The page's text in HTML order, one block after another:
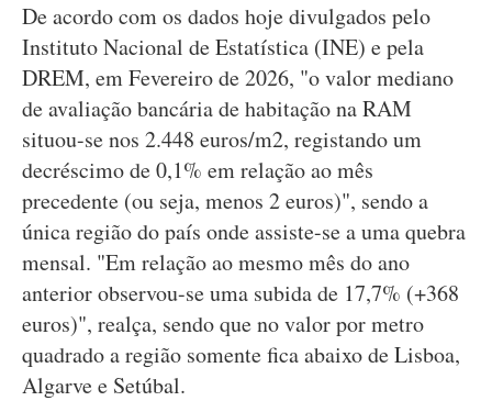
De acordo com os dados hoje divulgados pelo
Instituto Nacional de Estatística (INE) e pela
DREM, em Fevereiro de 2026, "o valor mediano
de avaliação bancária de habitação na RAM
situou-se nos 2.448 euros/m2, registando um
decréscimo de 0,1% em relação ao mês
precedente (ou seja, menos 2 euros)", sendo a
única região do país onde assiste-se a uma quebra
mensal. "Em relação ao mesmo mês do ano
anterior observou-se uma subida de 17,7% (+368
euros)", realça, sendo que no valor por metro
quadrado a região somente fica abaixo de Lisboa,
Algarve e Setúbal.